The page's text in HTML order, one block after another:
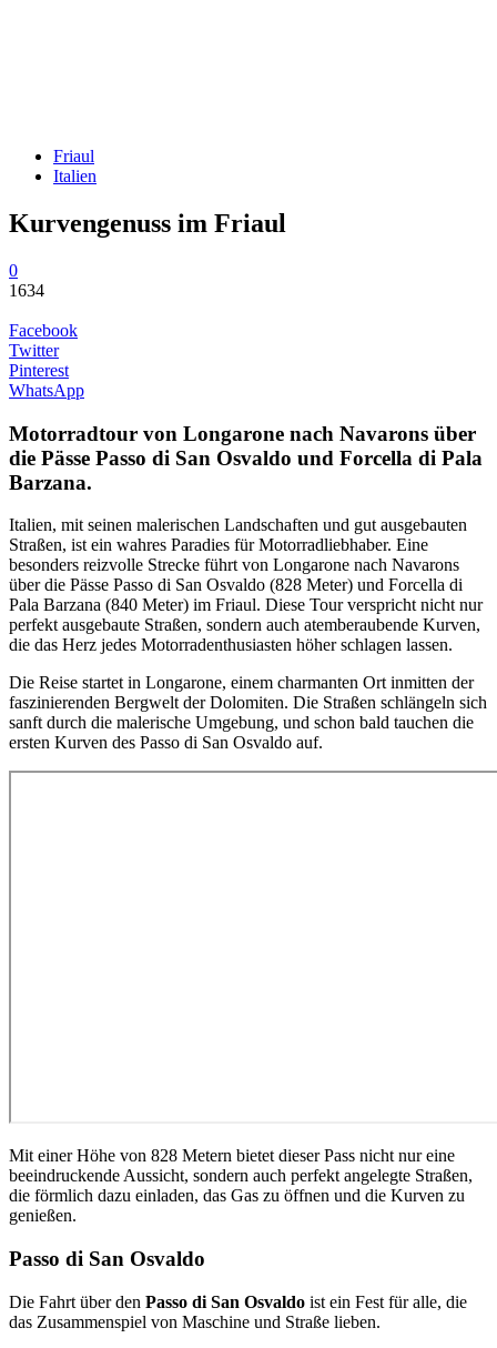
Friaul
Italien
Kurvengenuss im Friaul
0
1634
Facebook
Twitter
Pinterest
WhatsApp
Motorradtour von Longarone nach Navarons über
die Pässe Passo di San Osvaldo und Forcella di Pala
Barzana.
Italien, mit seinen malerischen Landschaften und gut ausgebauten
Straßen, ist ein wahres Paradies für Motorradliebhaber. Eine
besonders reizvolle Strecke führt von Longarone nach Navarons
über die Pässe Passo di San Osvaldo (828 Meter) und Forcella di
Pala Barzana (840 Meter) im Friaul. Diese Tour verspricht nicht nur
perfekt ausgebaute Straßen, sondern auch atemberaubende Kurven,
die das Herz jedes Motorradenthusiasten höher schlagen lassen.
Die Reise startet in Longarone, einem charmanten Ort inmitten der
faszinierenden Bergwelt der Dolomiten. Die Straßen schlängeln sich
sanft durch die malerische Umgebung, und schon bald tauchen die
ersten Kurven des Passo di San Osvaldo auf.
Mit einer Höhe von 828 Metern bietet dieser Pass nicht nur eine
beeindruckende Aussicht, sondern auch perfekt angelegte Straßen,
die förmlich dazu einladen, das Gas zu öffnen und die Kurven zu
genießen.
Passo di San Osvaldo
Die Fahrt über den Passo di San Osvaldo ist ein Fest für alle, die
das Zusammenspiel von Maschine und Straße lieben.